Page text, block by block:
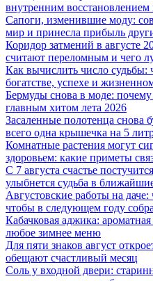
внутренним
Сапоги, изменившие моду:
мир и принесла прибыль
Коридор затмений в августе
считают переломным и чего
Как вычислить число судьбы:
богатстве, успехе и
Бермуды снова в моде:
главным хитом лета 2026
Засаленные полотенца снова
всего одна крышечка на 5
Комнатные растения могут
здоровьем: какие приметы
С 7 августа счастье
улыбнется судьба в
Августовские работы на даче:
чтобы в следующем году
Кабачковая аджика: ароматная
любое зимнее меню
Для пяти знаков август
обещают счастливый месяц
Соль у входной двери: